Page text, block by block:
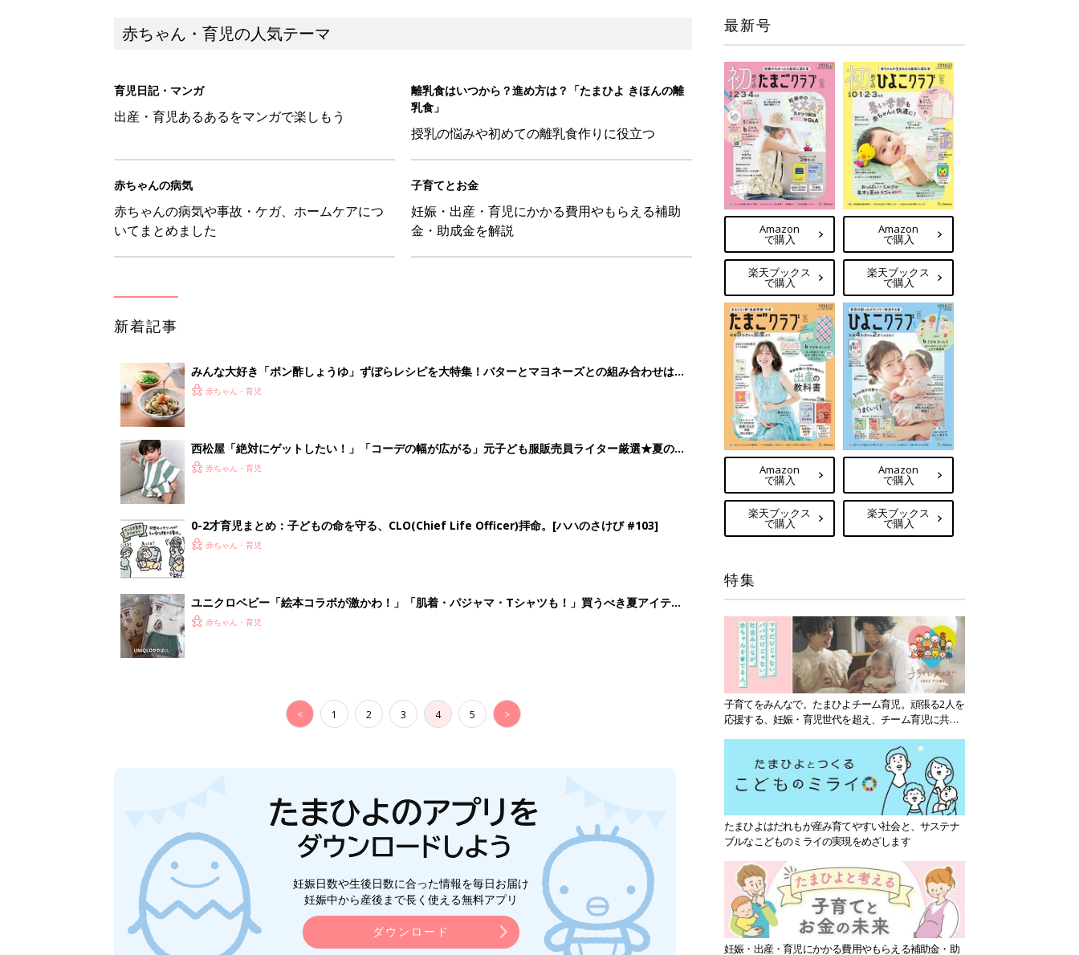
赤ちゃん・育児の人気テーマ
育児日記・マンガ
出産・育児あるあるをマンガで楽しもう
離乳食はいつから？進め方は？「たまひよ きほんの離
乳食」
授乳の悩みや初めての離乳食作りに役立つ
赤ちゃんの病気
赤ちゃんの病気や事故・ケガ、ホームケアにつ
いてまとめました
子育てとお金
妊娠・出産・育児にかかる費用やもらえる補助
金・助成金を解説
新着記事
みんな大好き「ポン酢しょうゆ」ずぼらレシピを大特集！バターとマヨネーズとの組み合わせは栄
養学的にも最高⁉
赤ちゃん・育児
西松屋「絶対にゲットしたい！」「コーデの幅が広がる」元子ども服販売員ライター厳選★夏のバ
ズりアイテム5選
赤ちゃん・育児
0-2才育児まとめ：子どもの命を守る、CLO(Chief Life Officer)拝命。[ハハのさけび #103]
赤ちゃん・育児
ユニクロベビー「絵本コラボが激かわ！」「肌着・パジャマ・Tシャツも！」買うべき夏アイテム
5選赤ちゃん・育児
< 1 2 3 4 5 >
妊娠日数や生後日数に合った情報を毎日お届け
妊娠中から産後まで長く使える無料アプリ
ダウンロード
最新号
Amazon
で購入
楽天ブックス
で購入
Amazon
で購入
楽天ブックス
で購入
Amazon
で購入
楽天ブックス
で購入
Amazon
で購入
楽天ブックス
で購入
特集
子育てをみんなで。たまひよチーム育児。頑張る2人を
応援する、妊娠・育児世代を超え、チーム育児に共感
たまひよはだれもが産み育てやすい社会と、サステナ
ブルなこどものミライの実現をめざします
妊娠・出産・育児にかかる費用やもらえる補助金・助